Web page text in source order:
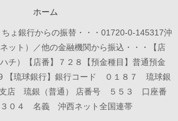
ホーム
ちょ銀行からの振替・・・01720-0-145317沖
ット）／他の金融機関から振込・・・【店
チ）【店番】７２８【預金種目】普通預金
【琉球銀行】銀行コード ０１８７ 琉球銀
支店 琉銀（普通） 店番号 ５５３ 口座番
０４ 名義 沖西ネット全国連帯